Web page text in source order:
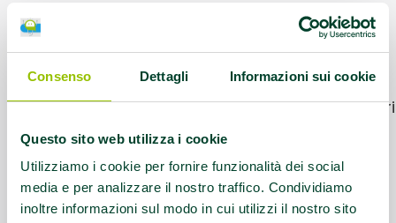
Consenso Dettagli Informazioni sui cookie
Questo sito web utilizza i cookie
Utilizziamo i cookie per fornire funzionalità dei social
media e per analizzare il nostro traffico. Condividiamo
inoltre informazioni sul modo in cui utilizzi il nostro sito
Memoria sono realtà di prevenzione del
decadimento cognitivo in cui,
settimanalmente, gruppi di anziani
svolgono esercizi per stimolare le
funzioni cognitive supportati da volontari
formati dalle neuropsicologhe della
Contatti:Aggiornati al link di riferimento